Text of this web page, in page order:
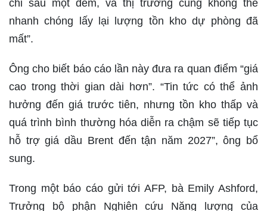
chỉ sau một đêm, và thị trường cũng không thể
nhanh chóng lấy lại lượng tồn kho dự phòng đã
mất”.
Ông cho biết báo cáo lần này đưa ra quan điểm “giá
cao trong thời gian dài hơn”. “Tin tức có thể ảnh
hưởng đến giá trước tiên, nhưng tồn kho thấp và
quá trình bình thường hóa diễn ra chậm sẽ tiếp tục
hỗ trợ giá dầu Brent đến tận năm 2027”, ông bổ
sung.
Trong một báo cáo gửi tới AFP, bà Emily Ashford,
Trưởng bộ phận Nghiên cứu Năng lượng của